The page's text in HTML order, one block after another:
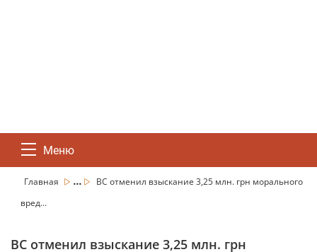
Меню
Главная ...
ВС отменил взыскание 3,25 млн. грн морального
вред...
ВС отменил взыскание 3,25 млн. грн